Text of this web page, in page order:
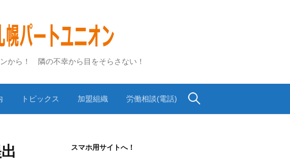
から！ 隣の不幸から目をそらさない！
トピックス 加盟組織 労働相談(電話) 検
スマホ用サイトへ！